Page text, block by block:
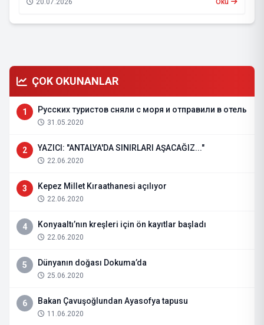
20.07.2026 Oku
ÇOK OKUNANLAR
1 Русских туристов сняли с моря и отправили в отель
31.05.2020
2 YAZICI: "ANTALYA'DA SINIRLARI AŞACAĞIZ..."
22.06.2020
3 Kepez Millet Kıraathanesi açılıyor
22.06.2020
4 Konyaaltı’nın kreşleri için ön kayıtlar başladı
22.06.2020
5 Dünyanın doğası Dokuma’da
25.06.2020
6 Bakan Çavuşoğlundan Ayasofya tapusu
11.06.2020